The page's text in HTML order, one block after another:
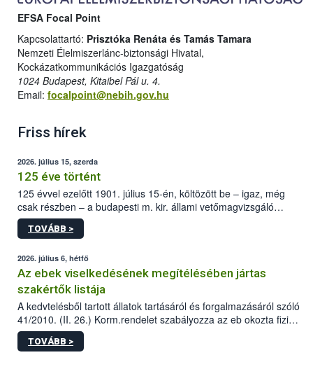
EFSA Focal Point
Kapcsolattartó: Prisztóka Renáta és Tamás Tamara
Nemzeti Élelmiszerlánc-biztonsági Hivatal,
Kockázatkommunikációs Igazgatóság
1024 Budapest, Kitaibel Pál u. 4.
Email: focalpoint@nebih.gov.hu
Friss hírek
2026. július 15, szerda
125 éve történt
125 évvel ezelőtt 1901. július 15-én, költözött be – igaz, még
csak részben – a budapesti m. kir. állami vetőmagvizsgáló
állomás a Kis Rókus utca 15. szám alatti, Czigler Győző által
tervezett új épületébe.
TOVÁBB >
2026. július 6, hétfő
Az ebek viselkedésének megítélésében jártas
szakértők listája
A kedvtelésből tartott állatok tartásáról és forgalmazásáról szóló
41/2010. (II. 26.) Korm.rendelet szabályozza az eb okozta fizikai
sérülés, illetve ennek veszélye keletkezésekor felmerülő
hatósági feladatokat, valamint a veszélyes eb tartását és annak
TOVÁBB >